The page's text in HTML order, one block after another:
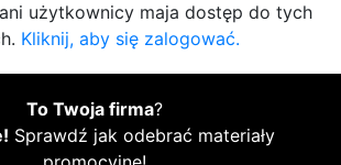
użytkownicy maja dostęp do tych
Kliknij, aby się zalogować.
To Twoja firma?
Sprawdź jak odebrać materiały